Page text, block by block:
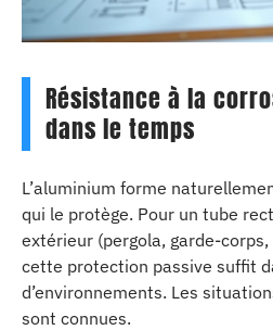
Résistance à la
dans le temps
L’aluminium forme
qui le protège. Pour un tube
extérieur (pergola, garde-
cette protection passive suffit
d’environnements. Les
sont connues.